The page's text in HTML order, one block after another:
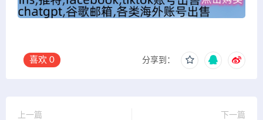
喜欢 0 分享到：
上一篇
下一篇